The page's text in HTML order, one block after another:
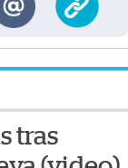
tras